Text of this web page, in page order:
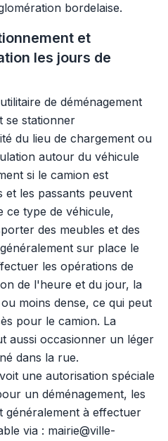
bordelaise.
et
les jours de
de déménagement
se stationner
du lieu de chargement ou
autour du véhicule
si le camion est
et les passants peuvent
ce type de véhicule,
des meubles et des
sur place le
les opérations de
de l'heure et du jour, la
moins dense, ce qui peut
pour le camion. La
aussi occasionner un léger
dans la rue.
une autorisation spéciale
un déménagement, les
généralement à effectuer
via : mairie@ville-